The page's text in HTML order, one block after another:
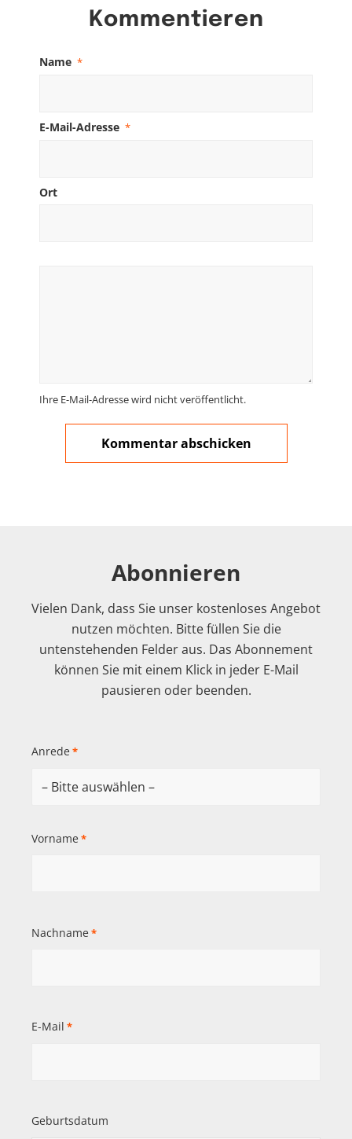
Kommentieren
Name *
E-Mail-Adresse *
Ort
Ihre E-Mail-Adresse wird nicht veröffentlicht.
Abonnieren
Vielen Dank, dass Sie unser kostenloses Angebot
nutzen möchten. Bitte füllen Sie die
untenstehenden Felder aus. Das Abonnement
können Sie mit einem Klick in jeder E-Mail
pausieren oder beenden.
Anrede *
Vorname *
Nachname *
E-Mail *
Geburtsdatum